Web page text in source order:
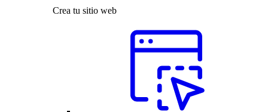
Crea tu sitio web